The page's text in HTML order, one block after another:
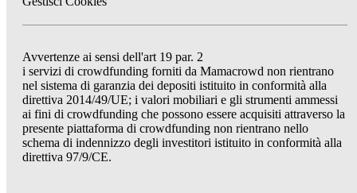
Avvertenze ai sensi dell'art 19 par. 2
i servizi di crowdfunding forniti da Mamacrowd non rientrano
nel sistema di garanzia dei depositi istituito in conformità alla
direttiva 2014/49/UE; i valori mobiliari e gli strumenti ammessi
ai fini di crowdfunding che possono essere acquisiti attraverso la
presente piattaforma di crowdfunding non rientrano nello
schema di indennizzo degli investitori istituito in conformità alla
direttiva 97/9/CE.